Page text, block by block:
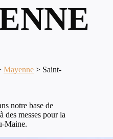
Mayenne > Saint-
notre base de
des messes pour la
Maine.